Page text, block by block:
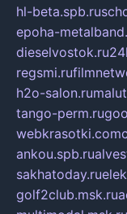
hl-beta.spb.ru
epoha-
dieselvostok.ru
regsmi.ru
h2o-salon.ru
tango-perm.ru
webkrasotki.com
ankou.spb.ru
sakhatoday.ru
golf2club.msk.ru